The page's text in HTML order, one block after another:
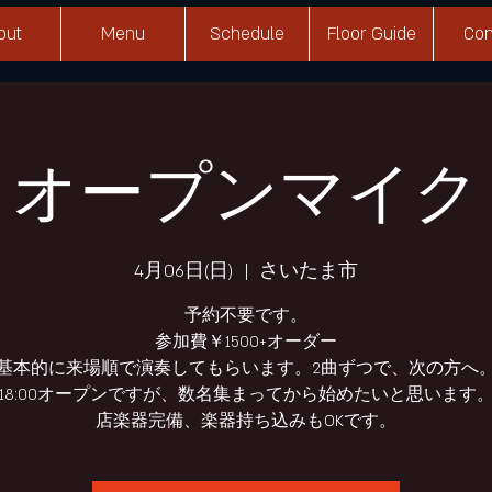
Menu Schedule Floor Guide
オープンマイク
4月06日(日)
  |
さいたま市
予約不要です。
参加費￥1500+オーダー
本的に来場順で演奏してもらいます。2曲ずつで、次の方へ。
18:00オープンですが、数名集まってから始めたいと思います。